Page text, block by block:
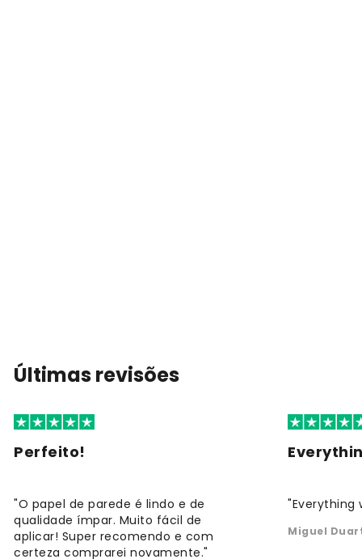
Últimas revisões
Perfeito!
"O papel de parede é lindo e de
qualidade ímpar. Muito fácil de
aplicar! Super recomendo e com
certeza comprarei novamente."
"Everything
Miguel